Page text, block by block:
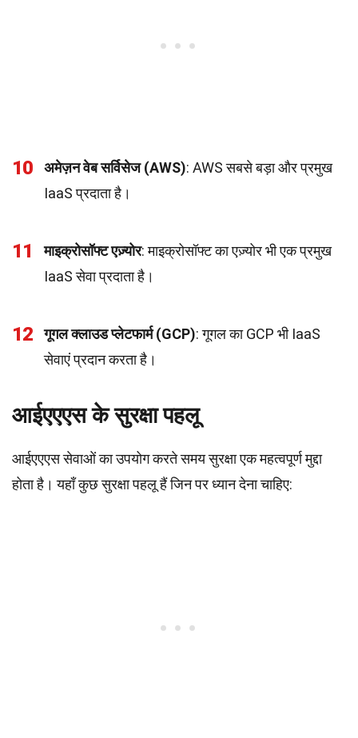
10 अमेज़न वेब सर्विसेज (AWS): AWS सबसे बड़ा और प्रमुख
IaaS प्रदाता है।
11 माइक्रोसॉफ्ट एज़्योर: माइक्रोसॉफ्ट का एज़्योर भी एक प्रमुख
IaaS सेवा प्रदाता है।
12 गूगल क्लाउड प्लेटफार्म (GCP): गूगल का GCP भी IaaS
सेवाएं प्रदान करता है।
आईएएएस के सुरक्षा पहलू
आईएएएस सेवाओं का उपयोग करते समय सुरक्षा एक महत्वपूर्ण मुद्दा
होता है। यहाँ कुछ सुरक्षा पहलू हैं जिन पर ध्यान देना चाहिए: